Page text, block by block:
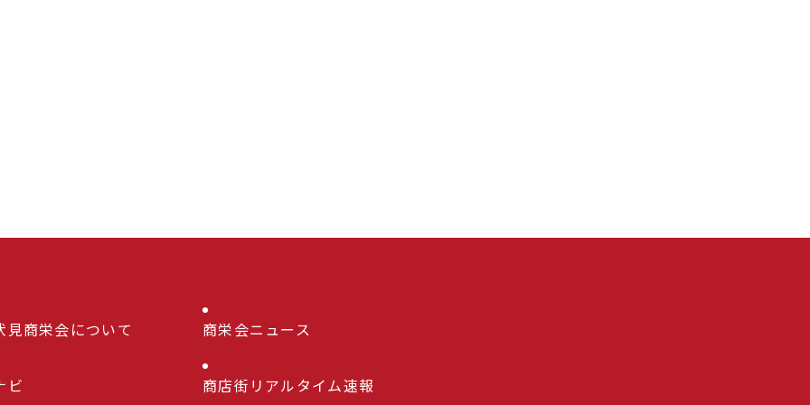
見商栄会について 商栄会ニュース
ビ 商店街リアルタイム速報